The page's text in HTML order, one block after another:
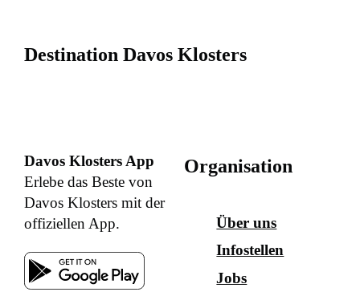
Destination Davos Klosters
Davos Klosters App
Erlebe das Beste von
Davos Klosters mit der
offiziellen App.
Organisation
Über uns
Infostellen
Jobs